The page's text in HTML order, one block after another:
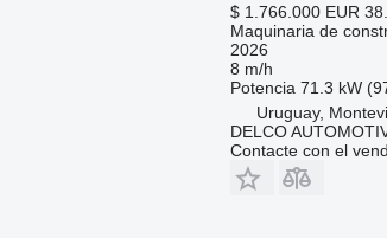
$ 1.766.000 EUR
Maquinaria de
2026
8 m/h
Potencia 71.3 kW
Uruguay,
DELCO
Contacte con el